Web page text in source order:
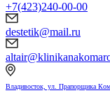
+7(423)240-00-00
destetik@mail.ru
Владивосток, ул. Прапорщика